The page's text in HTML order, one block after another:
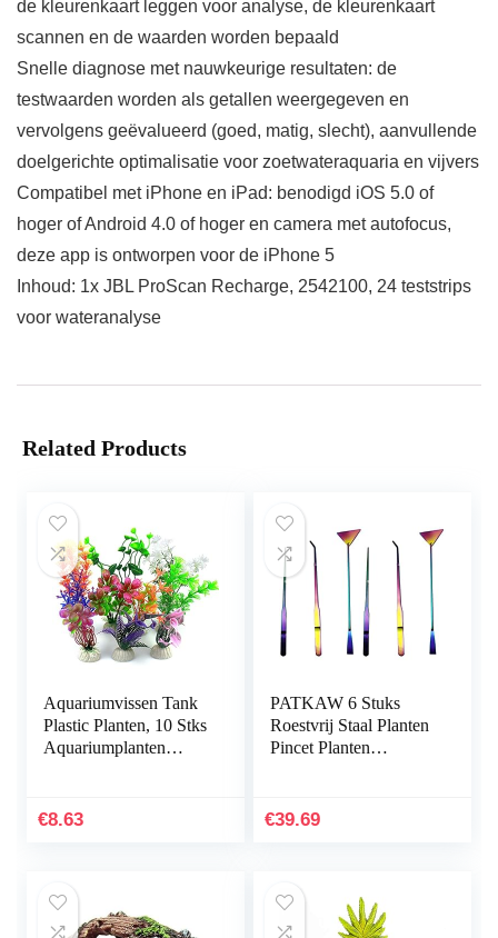
de kleurenkaart leggen voor analyse, de kleurenkaart
scannen en de waarden worden bepaald
Snelle diagnose met nauwkeurige resultaten: de
testwaarden worden als getallen weergegeven en
vervolgens geëvalueerd (goed, matig, slecht), aanvullende
doelgerichte optimalisatie voor zoetwateraquaria en vijvers
Compatibel met iPhone en iPad: benodigd iOS 5.0 of
hoger of Android 4.0 of hoger en camera met autofocus,
deze app is ontworpen voor de iPhone 5
Inhoud: 1x JBL ProScan Recharge, 2542100, 24 teststrips
voor wateranalyse
Related Products
Aquariumvissen Tank
Plastic Planten, 10 Stks
Aquariumplanten
Kunstplanten
€8.63
PATKAW 6 Stuks
Roestvrij Staal Planten
Pincet Planten
Hulpmiddelen Instellen
€39.69